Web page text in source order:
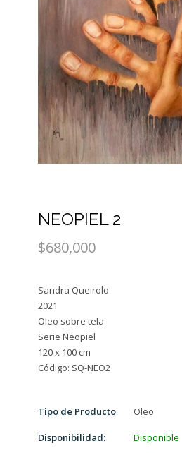
NEOPIEL 2
$680,000
Sandra Queirolo
2021
Oleo sobre tela
Serie Neopiel
120 x 100 cm
Tipo de Producto Oleo
Disponibilidad: Disponible